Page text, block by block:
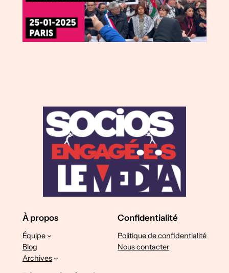
À propos
Équipe
Blog
Archives
Confidentialité
Politique de confidentialité
Nous contacter